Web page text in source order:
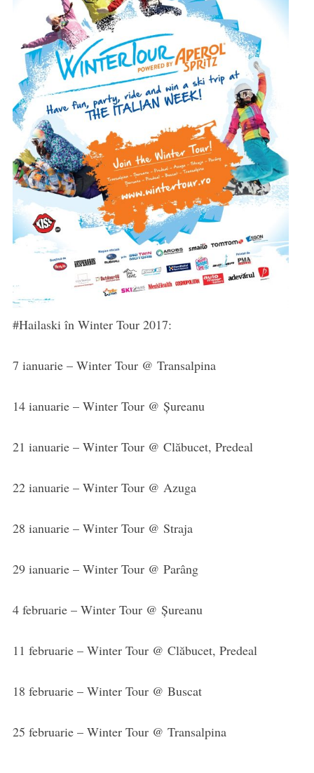
#Hailaski în Winter Tour 2017:
7 ianuarie – Winter Tour @ Transalpina
14 ianuarie – Winter Tour @ Șureanu
21 ianuarie – Winter Tour @ Clăbucet, Predeal
22 ianuarie – Winter Tour @ Azuga
28 ianuarie – Winter Tour @ Straja
29 ianuarie – Winter Tour @ Parâng
4 februarie – Winter Tour @ Șureanu
11 februarie – Winter Tour @ Clăbucet, Predeal
18 februarie – Winter Tour @ Buscat
25 februarie – Winter Tour @ Transalpina